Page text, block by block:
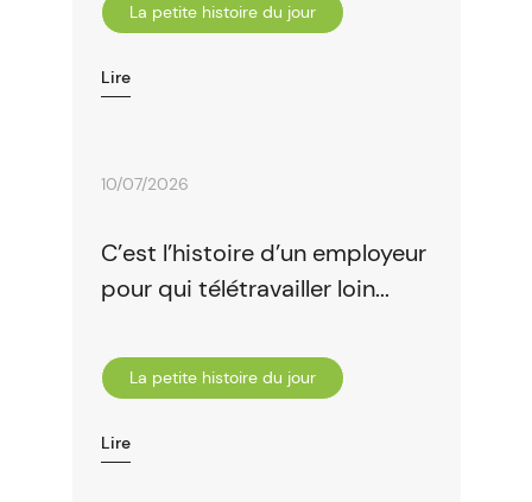
La petite histoire du jour
Lire
10/07/2026
C’est l’histoire d’un employeur
pour qui télétravailler loin...
La petite histoire du jour
Lire